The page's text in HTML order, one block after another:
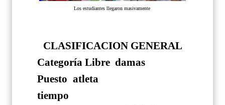
Los estudiantes llegaron masivamente
CLASIFICACION GENERAL
Categoría Libre damas
Puesto atleta
tiempo